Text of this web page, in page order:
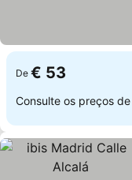
De € 53
Consulte os preços de